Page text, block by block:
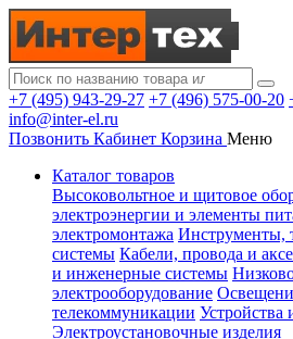
+7 (495) 943-29-27 +7 (496) 575-00-20
info@inter-el.ru
Позвонить Кабинет Корзина Меню
Каталог товаров
Высоковольтное и щитовое
электроэнергии и элементы
электромонтажа Инструменты,
системы Кабели, провода и
и инженерные системы
электрооборудование
телекоммуникации Устройства
Электроустановочные изделия